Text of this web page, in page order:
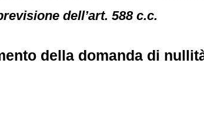
dell’art. 588 c.c.
della domanda di